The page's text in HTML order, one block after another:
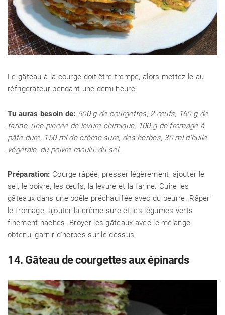
Le gâteau à la courge doit être trempé, alors mettez-le au
réfrigérateur pendant une demi-heure.
Tu auras besoin de: 500 g de courgettes, 2 œufs, 160 g de
farine, une pincée de levure chimique, 100 g de fromage à
pâte dure, 150 ml de crème sure, des herbes, 30 ml d'huile
végétale, du poivre moulu, du sel.
Préparation: Courge râpée, presser légèrement, ajouter le
sel, le poivre, les œufs, la levure et la farine. Cuire les
gâteaux dans une poêle préchauffée avec du beurre. Râper
le fromage, ajouter la crème sure et les légumes verts
finement hachés. Broyer les gâteaux avec le mélange
obtenu, garnir d'herbes sur le dessus.
14. Gâteau de courgettes aux épinards